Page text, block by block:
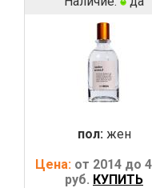
пол:жен
Цена: от 2014 до
руб. КУПИТЬ